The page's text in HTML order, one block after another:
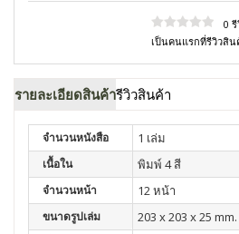
0
เป็นคนแรกที่รีวิวสิน
รายละเอียดสินค้ารีวิวสินค้า
จำนวนหนังสือ 1 เล่ม
เนื้อใน พิมพ์ 4 สี
จำนวนหน้า 12 หน้า
ขนาดรูปเล่ม 203 x 203 x 25 mm.